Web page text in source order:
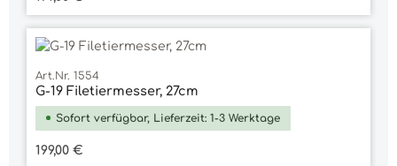
Art.Nr. 1554
G-19 Filetiermesser, 27cm
Sofort verfügbar, Lieferzeit: 1-3 Werktage
Regulärer Preis:
199,00 €